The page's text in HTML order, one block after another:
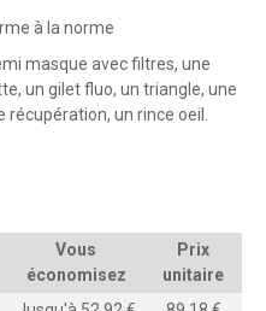
à la norme
masque avec filtres, une
un gilet fluo, un triangle, une
récupération, un rince oeil.
Vous
économisez
Prix
unitaire